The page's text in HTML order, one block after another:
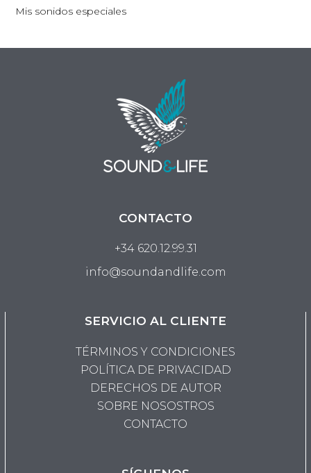
Mis sonidos especiales
CONTACTO
+34 620.12.99.31
info@soundandlife.com
SERVICIO AL CLIENTE
TÉRMINOS Y CONDICIONES
POLÍTICA DE PRIVACIDAD
DERECHOS DE AUTOR
SOBRE NOSOSTROS
CONTACTO